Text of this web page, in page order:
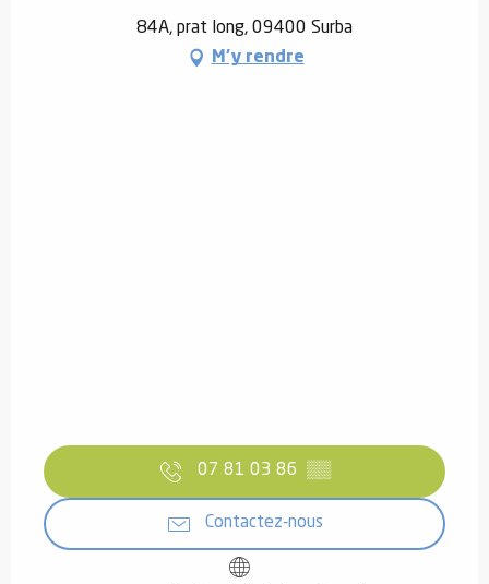
84A, prat long, 09400 Surba
M'y rendre
07 81 03 86 ▒▒
Contactez-nous